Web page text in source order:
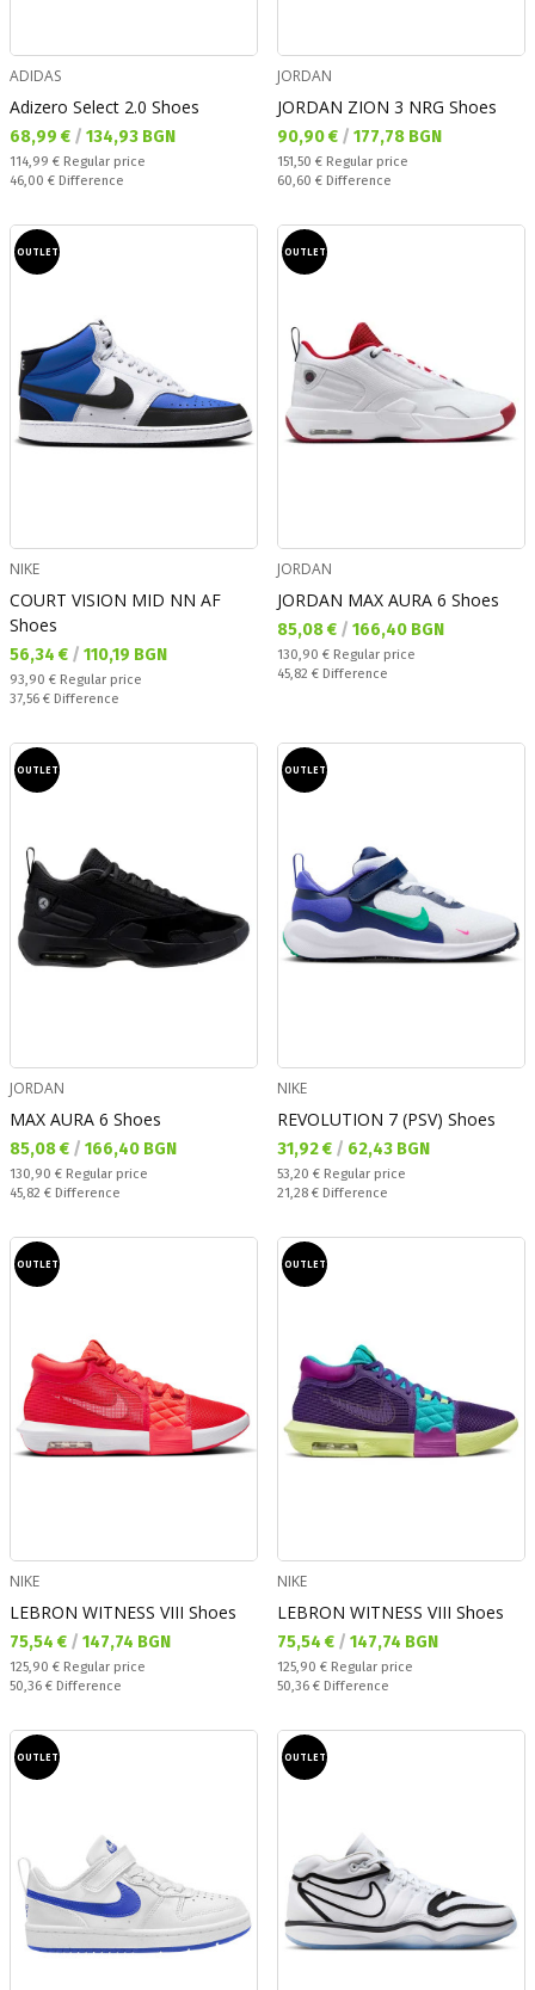
ADIDAS
Adizero Select 2.0 Shoes
Текуща цена:
68,99 € / 134,93 BGN
Regular price:
114,99 € Regular price
Спестявате:
46,00 € Difference
JORDAN
JORDAN ZION 3 NRG Shoes
Текуща цена:
90,90 € / 177,78 BGN
Regular price:
151,50 € Regular price
Спестявате:
60,60 € Difference
OUTLET
NIKE
COURT VISION MID NN AF
Shoes
Текуща цена:
56,34 € / 110,19 BGN
Regular price:
93,90 € Regular price
Спестявате:
37,56 € Difference
OUTLET
JORDAN
JORDAN MAX AURA 6 Shoes
Текуща цена:
85,08 € / 166,40 BGN
Regular price:
130,90 € Regular price
Спестявате:
45,82 € Difference
OUTLET
JORDAN
MAX AURA 6 Shoes
Текуща цена:
85,08 € / 166,40 BGN
Regular price:
130,90 € Regular price
Спестявате:
45,82 € Difference
OUTLET
NIKE
REVOLUTION 7 (PSV) Shoes
Текуща цена:
31,92 € / 62,43 BGN
Regular price:
53,20 € Regular price
Спестявате:
21,28 € Difference
OUTLET
NIKE
LEBRON WITNESS VIII Shoes
Текуща цена:
75,54 € / 147,74 BGN
Regular price:
125,90 € Regular price
Спестявате:
50,36 € Difference
OUTLET
NIKE
LEBRON WITNESS VIII Shoes
Текуща цена:
75,54 € / 147,74 BGN
Regular price:
125,90 € Regular price
Спестявате:
50,36 € Difference
OUTLET OUTLET